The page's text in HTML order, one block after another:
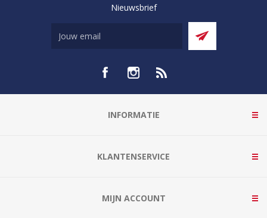
Nieuwsbrief
INFORMATIE
KLANTENSERVICE
MIJN ACCOUNT